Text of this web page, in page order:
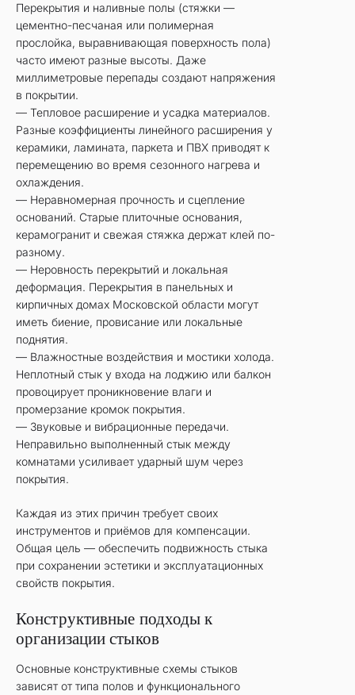
Перекрытия и наливные полы (стяжки —
цементно-песчаная или полимерная
прослойка, выравнивающая поверхность пола)
часто имеют разные высоты. Даже
миллиметровые перепады создают напряжения
в покрытии.
— Тепловое расширение и усадка материалов.
Разные коэффициенты линейного расширения у
керамики, ламината, паркета и ПВХ приводят к
перемещению во время сезонного нагрева и
охлаждения.
— Неравномерная прочность и сцепление
оснований. Старые плиточные основания,
керамогранит и свежая стяжка держат клей по-
разному.
— Неровность перекрытий и локальная
деформация. Перекрытия в панельных и
кирпичных домах Московской области могут
иметь биение, провисание или локальные
поднятия.
— Влажностные воздействия и мостики холода.
Неплотный стык у входа на лоджию или балкон
провоцирует проникновение влаги и
промерзание кромок покрытия.
— Звуковые и вибрационные передачи.
Неправильно выполненный стык между
комнатами усиливает ударный шум через
покрытия.
Каждая из этих причин требует своих
инструментов и приёмов для компенсации.
Общая цель — обеспечить подвижность стыка
при сохранении эстетики и эксплуатационных
свойств покрытия.
Конструктивные подходы к
организации стыков
Основные конструктивные схемы стыков
зависят от типа полов и функционального